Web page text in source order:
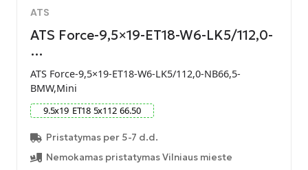
ATS
ATS Force-9,5×19-ET18-W6-LK5/112,0-
…
ATS Force-9,5×19-ET18-W6-LK5/112,0-NB66,5-
BMW,Mini
9.5x19 ET18 5x112 66.50
Pristatymas per 5-7 d.d.
Nemokamas pristatymas Vilniaus mieste